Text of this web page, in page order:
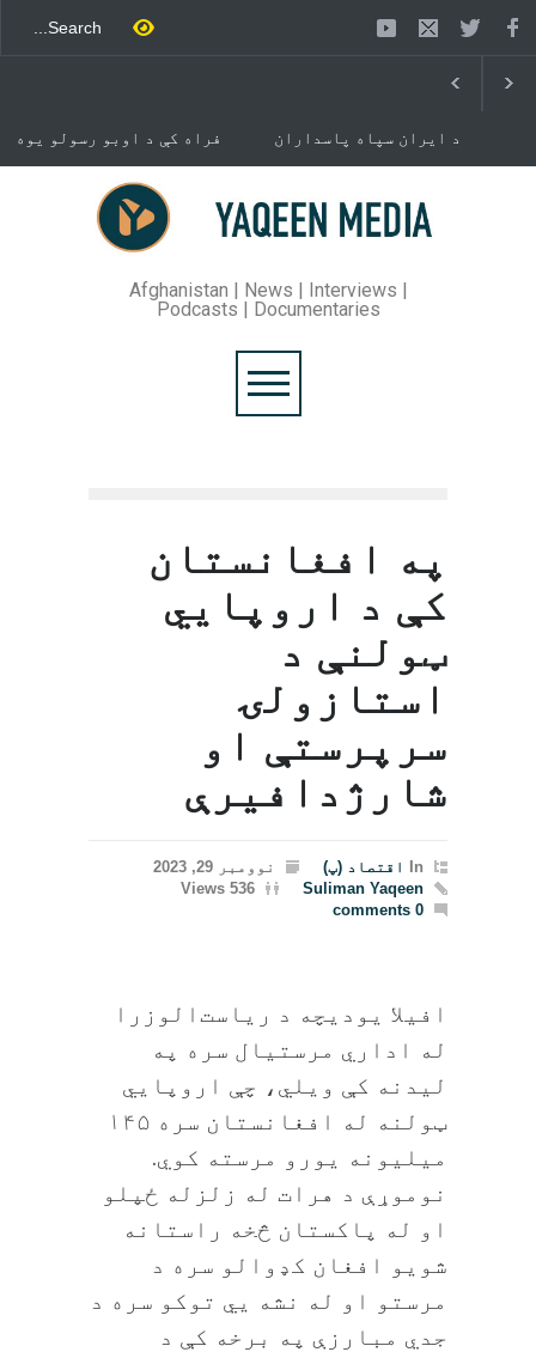
فراه کې د اوبو رسولو یوه
د ایران سپاه پاسداران
د تندلارې فلسطينۍ ډلې د
هنيه په
تهران کې وژل شوی دی.
خوست کې د غلام خان لار
بیرته خلاصه شوه
Afghanistan | News | Interviews |
Podcasts | Documentaries
په افغانستان
کې د اروپايي
ټولنې د
استازولۍ
سرپرستې او
شارژدافیرې
In اقتصاد (پ)
نوومبر 29, 2023
Suliman Yaqeen
536 Views
0 comments
افیلا یودیچه د ریاست‌الوزرا
له اداري مرستیال سره په
لیدنه کې ویلي، چې اروپایي
ټولنه له افغانستان سره ۱۴۵
میلیونه یورو مرسته کوي.
نوموړې د هرات له زلزله ځپلو
او له پاکستان څخه راستانه
شویو افغان کډوالو سره د
مرستو او له نشه يي توکو سره د
جدي مبارزې په برخه کې د